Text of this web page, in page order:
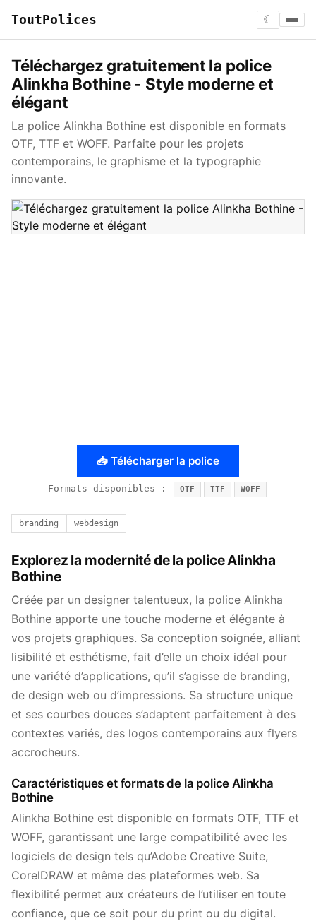
ToutPolices ☾
Téléchargez gratuitement la police
Alinkha Bothine - Style moderne et
élégant
La police Alinkha Bothine est disponible en formats
OTF, TTF et WOFF. Parfaite pour les projets
contemporains, le graphisme et la typographie
innovante.
📥 Télécharger la police
Formats disponibles : OTF TTF WOFF
branding webdesign
Explorez la modernité de la police Alinkha
Bothine
Créée par un designer talentueux, la police Alinkha
Bothine apporte une touche moderne et élégante à
vos projets graphiques. Sa conception soignée, alliant
lisibilité et esthétisme, fait d’elle un choix idéal pour
une variété d’applications, qu’il s’agisse de branding,
de design web ou d’impressions. Sa structure unique
et ses courbes douces s’adaptent parfaitement à des
contextes variés, des logos contemporains aux flyers
accrocheurs.
Caractéristiques et formats de la police Alinkha
Bothine
Alinkha Bothine est disponible en formats OTF, TTF et
WOFF, garantissant une large compatibilité avec les
logiciels de design tels qu’Adobe Creative Suite,
CorelDRAW et même des plateformes web. Sa
flexibilité permet aux créateurs de l’utiliser en toute
confiance, que ce soit pour du print ou du digital.